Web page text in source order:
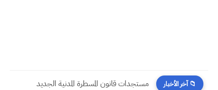
📁 آخر الأخبار مستجدات قانون المسطرة المدنية الجديد